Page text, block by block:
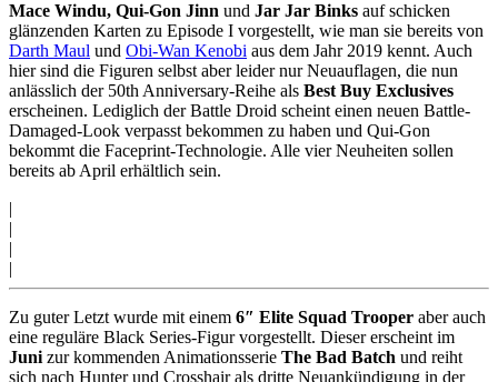
Mace Windu, Qui-Gon Jinn und Jar Jar Binks auf schicken
glänzenden Karten zu Episode I vorgestellt, wie man sie bereits von
Darth Maul und Obi-Wan Kenobi aus dem Jahr 2019 kennt. Auch
hier sind die Figuren selbst aber leider nur Neuauflagen, die nun
anlässlich der 50th Anniversary-Reihe als Best Buy Exclusives
erscheinen. Lediglich der Battle Droid scheint einen neuen Battle-
Damaged-Look verpasst bekommen zu haben und Qui-Gon
bekommt die Faceprint-Technologie. Alle vier Neuheiten sollen
bereits ab April erhältlich sein.
|
|
|
|
Zu guter Letzt wurde mit einem 6″ Elite Squad Trooper aber auch
eine reguläre Black Series-Figur vorgestellt. Dieser erscheint im
Juni zur kommenden Animationsserie The Bad Batch und reiht
sich nach Hunter und Crosshair als dritte Neuankündigung in der